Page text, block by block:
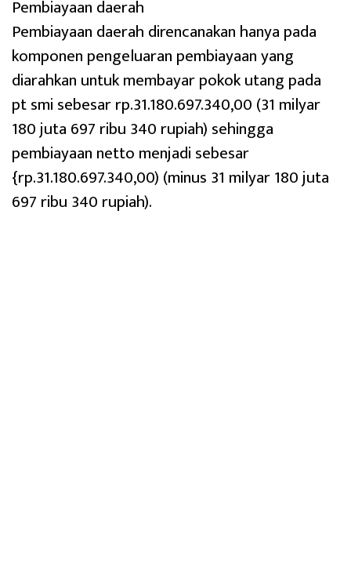
Pembiayaan daerah
Pembiayaan daerah direncanakan hanya pada
komponen pengeluaran pembiayaan yang
diarahkan untuk membayar pokok utang pada
pt smi sebesar rp.31.180.697.340,00 (31 milyar
180 juta 697 ribu 340 rupiah) sehingga
pembiayaan netto menjadi sebesar
{rp.31.180.697.340,00) (minus 31 milyar 180 juta
697 ribu 340 rupiah).